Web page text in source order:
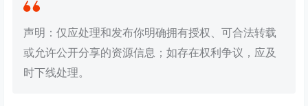
声明：仅应处理和发布你明确拥有授权、可合法转载
或允许公开分享的资源信息；如存在权利争议，应及
时下线处理。